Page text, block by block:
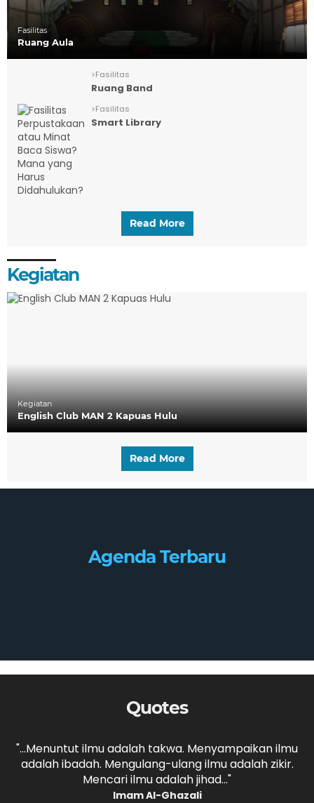
Fasilitas
Ruang Aula
>Fasilitas
Ruang Band
>Fasilitas
Smart Library
Read More
Kegiatan
Kegiatan
English Club MAN 2 Kapuas Hulu
Read More
Agenda Terbaru
Quotes
"...Menuntut ilmu adalah takwa. Menyampaikan ilmu
adalah ibadah. Mengulang-ulang ilmu adalah zikir.
Mencari ilmu adalah jihad..."
Imam Al-Ghazali